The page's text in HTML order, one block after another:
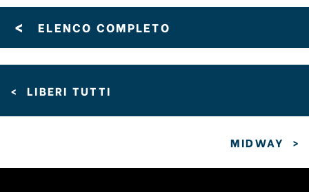
< ELENCO COMPLETO
< LIBERI TUTTI
MIDWAY >